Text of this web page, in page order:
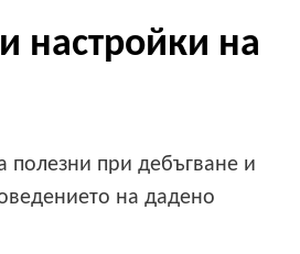
настройки на
полезни при дебъгване и
на дадено